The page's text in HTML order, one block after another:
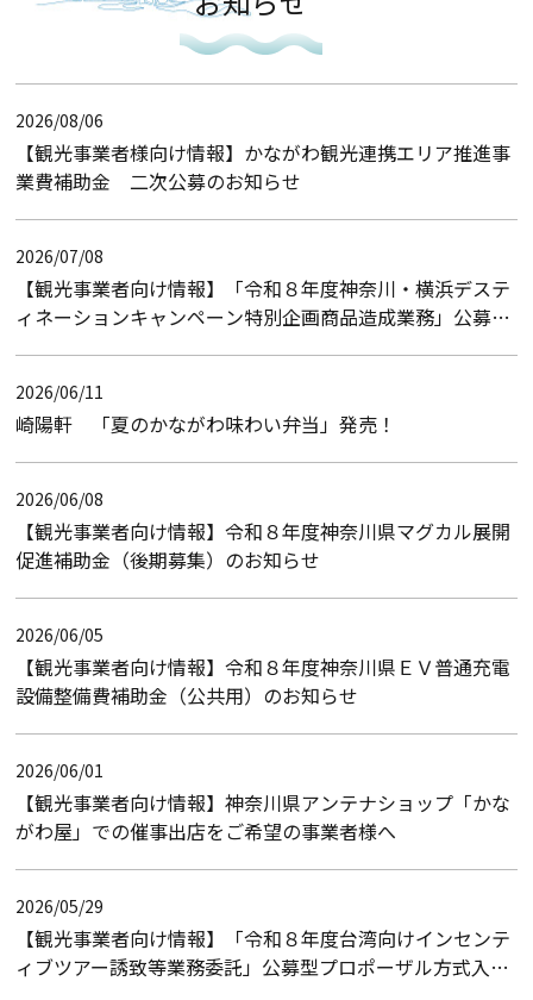
2026/08/06
【観光事業者様向け情報】かながわ観光連携エリア推進事
業費補助金 二次公募のお知らせ
2026/07/08
【観光事業者向け情報】「令和８年度神奈川・横浜デステ
ィネーションキャンペーン特別企画商品造成業務」公募型
2026/06/11
崎陽軒 「夏のかながわ味わい弁当」発売！
2026/06/08
【観光事業者向け情報】令和８年度神奈川県マグカル展開
促進補助金（後期募集）のお知らせ
2026/06/05
【観光事業者向け情報】令和８年度神奈川県ＥＶ普通充電
設備整備費補助金（公共用）のお知らせ
2026/06/01
【観光事業者向け情報】神奈川県アンテナショップ「かな
がわ屋」での催事出店をご希望の事業者様へ
2026/05/29
【観光事業者向け情報】「令和８年度台湾向けインセンテ
ィブツアー誘致等業務委託」公募型プロポーザル方式入札